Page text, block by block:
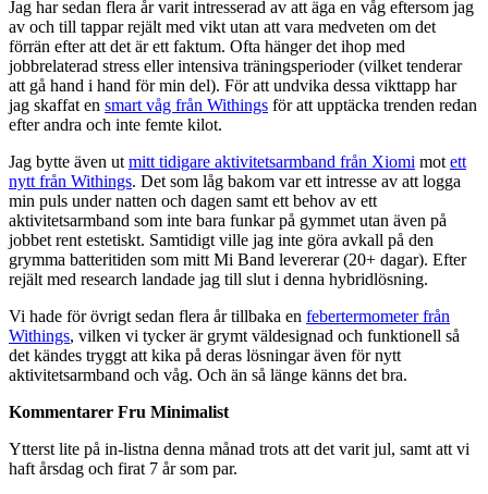
Jag har sedan flera år varit intresserad av att äga en våg eftersom jag
av och till tappar rejält med vikt utan att vara medveten om det
förrän efter att det är ett faktum. Ofta hänger det ihop med
jobbrelaterad stress eller intensiva träningsperioder (vilket tenderar
att gå hand i hand för min del). För att undvika dessa vikttapp har
jag skaffat en smart våg från Withings för att upptäcka trenden redan
efter andra och inte femte kilot.
Jag bytte även ut mitt tidigare aktivitetsarmband från Xiomi mot ett
nytt från Withings. Det som låg bakom var ett intresse av att logga
min puls under natten och dagen samt ett behov av ett
aktivitetsarmband som inte bara funkar på gymmet utan även på
jobbet rent estetiskt. Samtidigt ville jag inte göra avkall på den
grymma batteritiden som mitt Mi Band levererar (20+ dagar). Efter
rejält med research landade jag till slut i denna hybridlösning.
Vi hade för övrigt sedan flera år tillbaka en febertermometer från
Withings, vilken vi tycker är grymt väldesignad och funktionell så
det kändes tryggt att kika på deras lösningar även för nytt
aktivitetsarmband och våg. Och än så länge känns det bra.
Kommentarer Fru Minimalist
Ytterst lite på in-listna denna månad trots att det varit jul, samt att vi
haft årsdag och firat 7 år som par.